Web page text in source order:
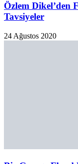
Özlem Dikel’den
Tavsiyeler
24 Ağustos 2020